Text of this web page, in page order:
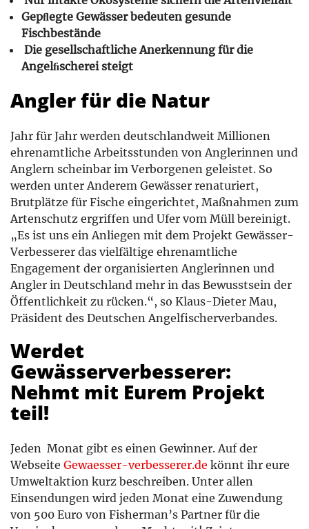
Gepﬂegte Gewässer bedeuten gesunde
Fischbestände
Die gesellschaftliche Anerkennung für die
Angelﬁscherei steigt
Angler für die Natur
Jahr für Jahr werden deutschlandweit Millionen
ehrenamtliche Arbeitsstunden von Anglerinnen und
Anglern scheinbar im Verborgenen geleistet. So
werden unter Anderem Gewässer renaturiert,
Brutplätze für Fische eingerichtet, Maßnahmen zum
Artenschutz ergriffen und Ufer vom Müll bereinigt.
„Es ist uns ein Anliegen mit dem Projekt Gewässer-
Verbesserer das vielfältige ehrenamtliche
Engagement der organisierten Anglerinnen und
Angler in Deutschland mehr in das Bewusstsein der
Öffentlichkeit zu rücken.“, so Klaus-Dieter Mau,
Präsident des Deutschen Angelfischerverbandes.
Werdet
Gewässerverbesserer:
Nehmt mit Eurem Projekt
teil!
Jeden Monat gibt es einen Gewinner. Auf der
Webseite Gewaesser-verbesserer.de könnt ihr eure
Umweltaktion kurz beschreiben. Unter allen
Einsendungen wird jeden Monat eine Zuwendung
von 500 Euro von Fisherman’s Partner für die